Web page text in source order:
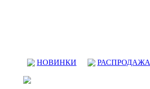
НОВИНКИ РАСПРОДАЖА